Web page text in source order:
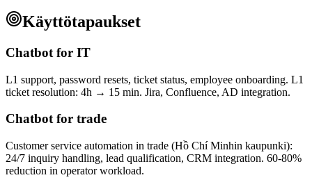
Käyttötapaukset
Chatbot for IT
L1 support, password resets, ticket status, employee onboarding. L1
ticket resolution: 4h → 15 min. Jira, Confluence, AD integration.
Chatbot for trade
Customer service automation in trade (Hồ Chí Minhin kaupunki):
24/7 inquiry handling, lead qualification, CRM integration. 60-80%
reduction in operator workload.